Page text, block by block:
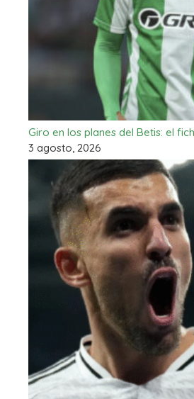
Giro en los planes del Betis: el
3 agosto, 2026